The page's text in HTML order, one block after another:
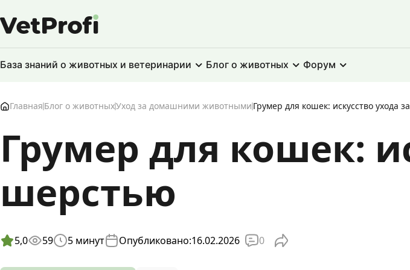
База знаний о животных и ветеринарии Блог о животных Форум
Главная Блог о животныхУход за домашними животными Грумер для кошек: искусство ухода
Грумер для кошек:
шерстью
5,0 59 5 минут Опубликовано:16.02.2026 0